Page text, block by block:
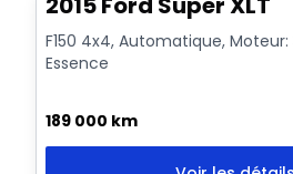
F150 4x4, Automatique, Moteur:
Essence
189 000 km